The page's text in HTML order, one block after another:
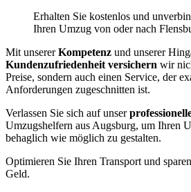
Erhalten Sie kostenlos und
Ihren Umzug von oder nach
Mit unsererKompetenz und unserer
Kundenzufriedenheit versichern wir
Preise, sondern auch einen Service, der
Anforderungen zugeschnitten ist.
Verlassen Sie sich auf unser
Umzugshelfern aus Augsburg, um Ihren
behaglich wie möglich zu gestalten.
Optimieren Sie Ihren Transport und
Geld.